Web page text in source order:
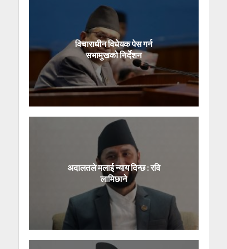
विचाराधीन विधेयक पेस गर्न
सभामुखको निर्देशन
अदालतले मलाई न्याय दिन्छ : रवि
लामिछाने